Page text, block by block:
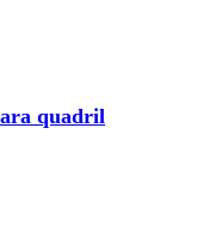
quadril